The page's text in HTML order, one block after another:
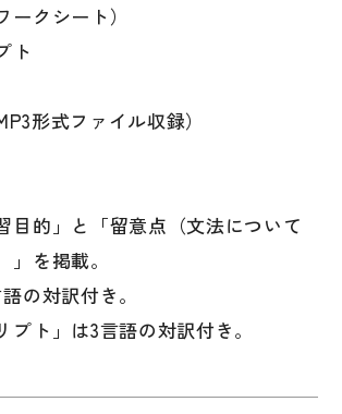
ークシート）
ト
形式ファイル収録）
目的」と「留意点（文法について
を掲載。
の対訳付き。
プト」は3言語の対訳付き。